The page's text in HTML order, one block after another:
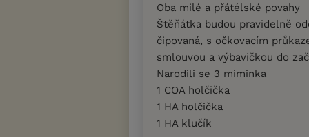
Oba milé a přátélské povahy
Štěňátka budou pravidelně
čipovaná, s očkovacím
smlouvou a výbavičkou do
Narodili se 3 miminka
1 COA holčička
1 HA holčička
1 HA klučík